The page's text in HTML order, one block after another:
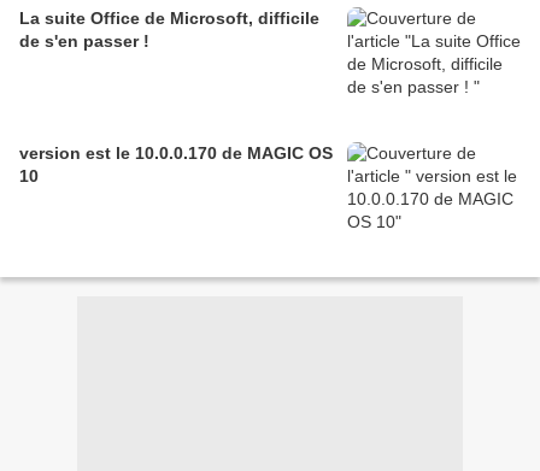
La suite Office de Microsoft, difficile
de s'en passer !
version est le 10.0.0.170 de MAGIC OS
10